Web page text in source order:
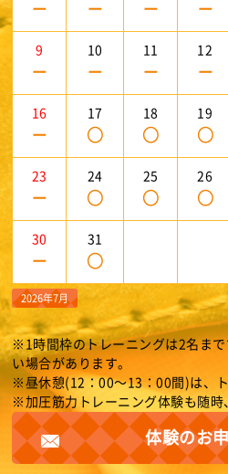
－ － － －
9
－
10
－
11
－
12
－
16
－
17
○
18
○
19
○
23
－
24
○
25
○
26
○
30
－
31
○
2026年7月
※1時間枠のトレーニングは2名ま
い場合があります。
※昼休憩(12：00～13：00間)は、ト
※加圧筋力トレーニング体験も随時
体験のお